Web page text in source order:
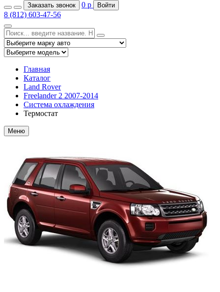
Заказать звонок 0 р Войти
8 (812) 603-47-56
Главная
Каталог
Land Rover
Freelander 2 2007-2014
Система охлаждения
Термостат
Меню